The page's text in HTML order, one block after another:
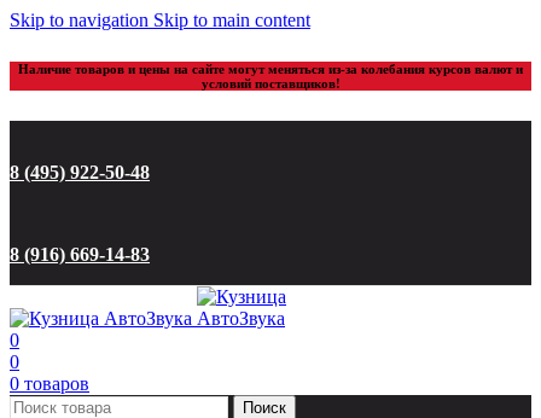
Skip to navigation Skip to main content
Наличие товаров и цены на сайте могут меняться из-за колебания курсов валют и
условий поставщиков!
8 (495) 922-50-48
8 (916) 669-14-83
0
0
0 товаров
Поиск